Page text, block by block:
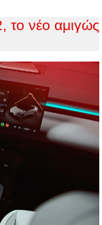
το νέο αμιγώς